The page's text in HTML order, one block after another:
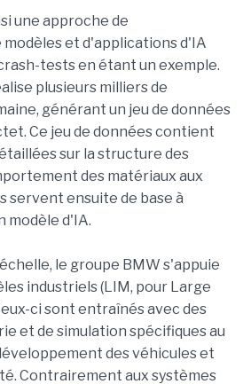
une approche de
et d'applications d'IA
tests en étant un exemple.
plusieurs milliers de
générant un jeu de données
Ce jeu de données contient
sur la structure des
des matériaux aux
servent ensuite de base à
modèle d'IA.
le groupe BMW s'appuie
industriels (LIM, pour Large
ci sont entraînés avec des
et de simulation spécifiques au
des véhicules et
Contrairement aux systèmes